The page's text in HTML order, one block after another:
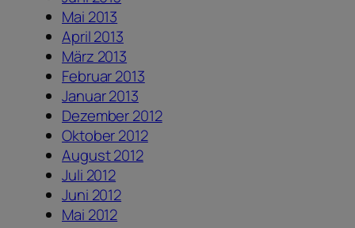
Mai 2013
April 2013
März 2013
Februar 2013
Januar 2013
Dezember 2012
Oktober 2012
August 2012
Juli 2012
Juni 2012
Mai 2012